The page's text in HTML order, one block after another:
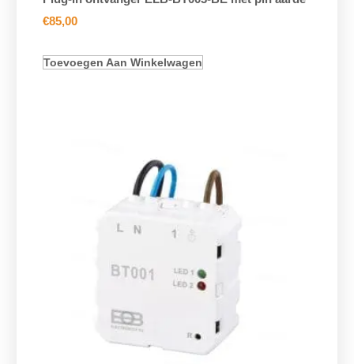
€85,00
Toevoegen Aan Winkelwagen